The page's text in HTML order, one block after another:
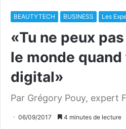
BEAUTYTECH BUSINESS Les
«Tu ne peux
le monde
digital»
Par Grégory Pouy, expert
06/09/2017 4 minutes de lecture